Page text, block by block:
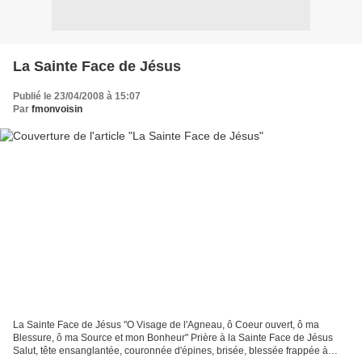
La Sainte Face de Jésus
Publié le 23/04/2008 à 15:07
Par fmonvoisin
La Sainte Face de Jésus "O Visage de l'Agneau, ô Coeur ouvert, ô ma
Blessure, ô ma Source et mon Bonheur" Prière à la Sainte Face de Jésus
Salut, tête ensanglantée, couronnée d'épines, brisée, blessée frappée à